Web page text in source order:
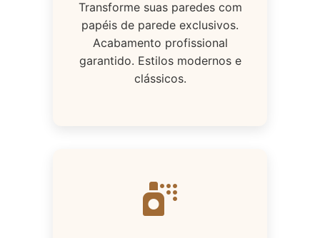
Transforme suas paredes com
papéis de parede exclusivos.
Acabamento profissional
garantido. Estilos modernos e
clássicos.